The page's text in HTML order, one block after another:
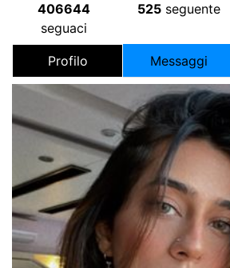
406644
seguaci
525 seguente
Profilo Messaggi